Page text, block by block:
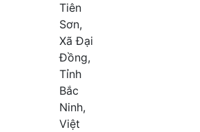
Tiên
Sơn,
Xã Đại
Đồng,
Tỉnh
Bắc
Ninh,
Việt